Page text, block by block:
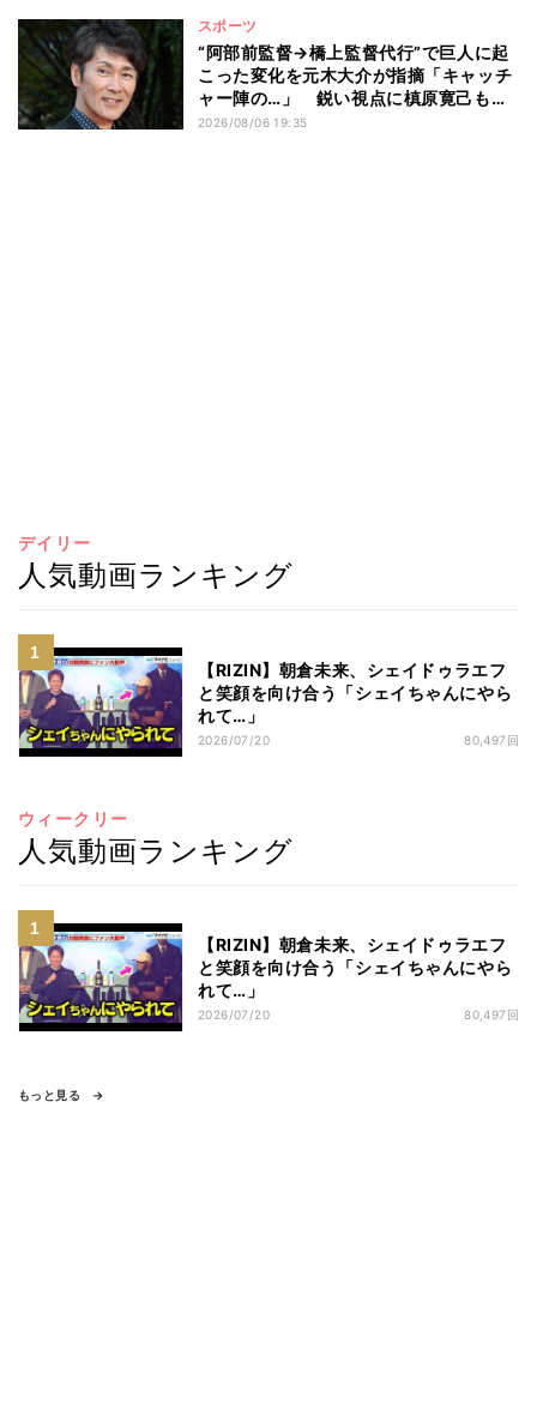
スポーツ
“阿部前監督→橋上監督代行”で巨人に起
こった変化を元木大介が指摘「キャッチ
ャー陣の…」 鋭い視点に槙原寛己も感
心「やっぱりクセ者だな」
2026/08/06 19:35
デイリー
人気動画ランキング
【RIZIN】朝倉未来、シェイドゥラエフ
と笑顔を向け合う「シェイちゃんにやら
れて…」
2026/07/20 80,497回
ウィークリー
人気動画ランキング
【RIZIN】朝倉未来、シェイドゥラエフ
と笑顔を向け合う「シェイちゃんにやら
れて…」
2026/07/20 80,497回
もっと見る